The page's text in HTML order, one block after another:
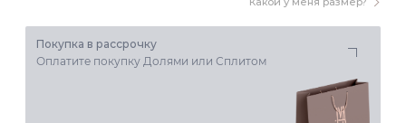
Покупка в рассрочку
Оплатите покупку Долями или Сплитом